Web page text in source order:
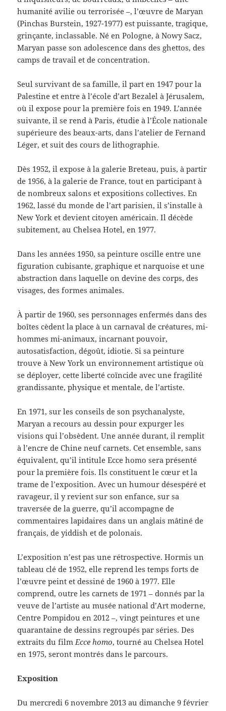
humanité avilie ou terrorisée –, l’œuvre de Maryan
(Pinchas Burstein, 1927-1977) est puissante, tragique,
grinçante, inclassable. Né en Pologne, à Nowy Sacz,
Maryan passe son adolescence dans des ghettos, des
camps de travail et de concentration.
Seul survivant de sa famille, il part en 1947 pour la
Palestine et entre à l’école d’art Bezalel à Jérusalem,
où il expose pour la première fois en 1949. L’année
suivante, il se rend à Paris, étudie à l’École nationale
supérieure des beaux-arts, dans l’atelier de Fernand
Léger, et suit des cours de lithographie.
Dès 1952, il expose à la galerie Breteau, puis, à partir
de 1956, à la galerie de France, tout en participant à
de nombreux salons et expositions collectives. En
1962, lassé du monde de l’art parisien, il s’installe à
New York et devient citoyen américain. Il décède
subitement, au Chelsea Hotel, en 1977.
Dans les années 1950, sa peinture oscille entre une
figuration cubisante, graphique et narquoise et une
abstraction dans laquelle on devine des corps, des
visages, des formes animales.
À partir de 1960, ses personnages enfermés dans des
boîtes cèdent la place à un carnaval de créatures, mi-
hommes mi-animaux, incarnant pouvoir,
autosatisfaction, dégoût, idiotie. Si sa peinture
trouve à New York un environnement artistique où
se déployer, cette liberté coïncide avec une fragilité
grandissante, physique et mentale, de l’artiste.
En 1971, sur les conseils de son psychanalyste,
Maryan a recours au dessin pour expurger les
visions qui l’obsèdent. Une année durant, il remplit
à l’encre de Chine neuf carnets. Cet ensemble, sans
équivalent, qu’il intitule Ecce homo sera présenté
pour la première fois. Ils constituent le cœur et la
trame de l’exposition. Avec un humour désespéré et
ravageur, il y revient sur son enfance, sur sa
traversée de la guerre, qu’il accompagne de
commentaires lapidaires dans un anglais mâtiné de
français, de yiddish et de polonais.
L’exposition n’est pas une rétrospective. Hormis un
tableau clé de 1952, elle reprend les temps forts de
l’œuvre peint et dessiné de 1960 à 1977. Elle
comprend, outre les carnets de 1971 – donnés par la
veuve de l’artiste au musée national d’Art moderne,
Centre Pompidou en 2012 –, vingt peintures et une
quarantaine de dessins regroupés par séries. Des
extraits du filmEcce homo, tourné au Chelsea Hotel
en 1975, seront montrés dans le parcours.
Exposition
Du mercredi 6 novembre 2013 au dimanche 9 février